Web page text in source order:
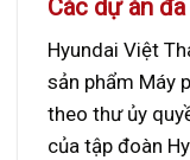
Các dự án
Hyundai Việt
sản phẩm Máy
theo thư ủy
của tập đoàn